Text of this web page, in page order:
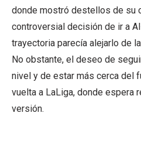
donde mostró destellos de su
controversial decisión de ir a
trayectoria parecía alejarlo de
No obstante, el deseo de
nivel y de estar más cerca del
vuelta a LaLiga, donde espera
versión.